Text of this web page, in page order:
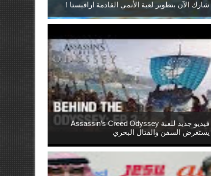
شارك الآن بتطوير لعبة الأنمي القادمة ارافيستا !
فيديو جديد للعبة Assassin’s Creed Odyssey
يستعرض السفن والقتال البحري